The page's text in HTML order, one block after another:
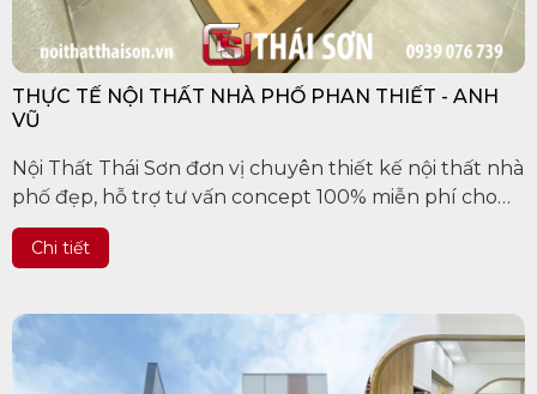
THỰC TẾ NỘI THẤT NHÀ PHỐ PHAN THIẾT - ANH
VŨ
Nội Thất Thái Sơn đơn vị chuyên thiết kế nội thất nhà
phố đẹp, hỗ trợ tư vấn concept 100% miễn phí cho
khách hàng trên các tỉnh thành Việt Nam, uy tín làm
nên chất...
Chi tiết